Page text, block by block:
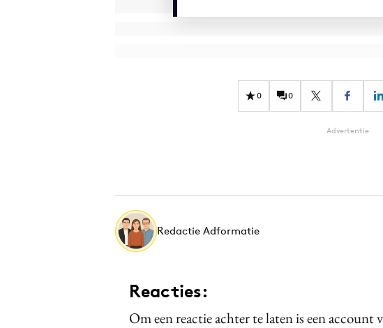
0 0
Advertentie
Redactie Adformatie
Reacties:
Om een reactie achter te laten is een account